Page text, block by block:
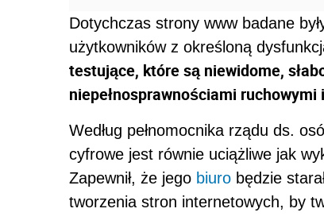
Dotychczas strony www badane
użytkowników z określoną
testujące, które są niewidome,
niepełnosprawnościami ruchowymi
Według pełnomocnika rządu ds.
cyfrowe jest równie uciążliwe jak
Zapewnił, że jego biuro będzie
tworzenia stron internetowych, by